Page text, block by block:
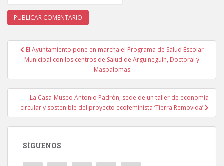
Navegación de entradas
El Ayuntamiento pone en marcha el Programa de Salud Escolar
Municipal con los centros de Salud de Arguineguín, Doctoral y
Maspalomas
La Casa-Museo Antonio Padrón, sede de un taller de economía
circular y sostenible del proyecto ecofeminista ‘Tierra Removida’
SÍGUENOS